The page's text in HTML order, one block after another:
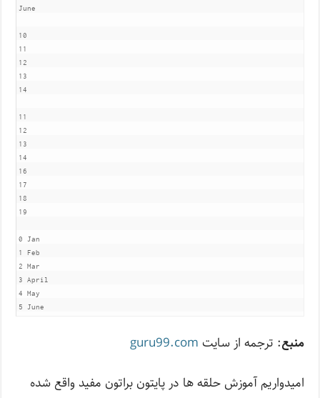
June
10
11
12
13
14
11
12
13
14
16
17
18
19
0 Jan
1 Feb
2 Mar
3 April
4 May
5 June
منبع: ترجمه از سایت guru99.com
امیدواریم آموزش حلقه ‌‌ها در پایتون براتون مفید واقع شده